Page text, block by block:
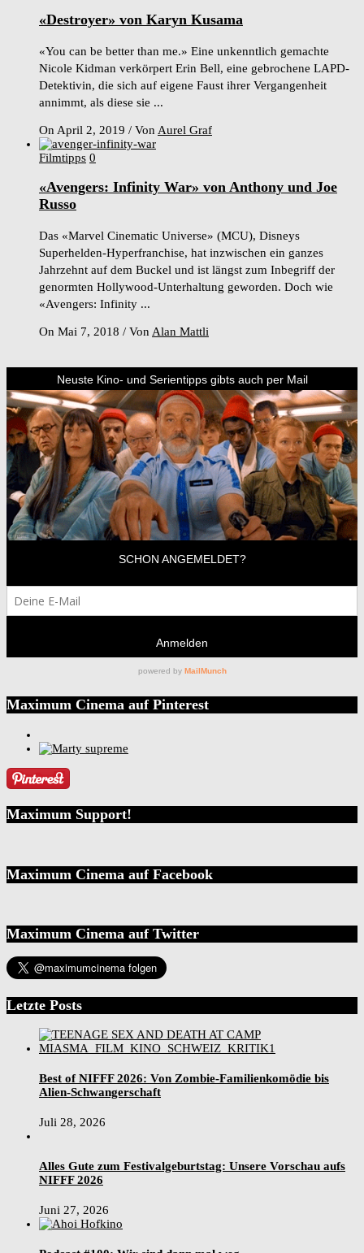
«Destroyer» von Karyn Kusama
«You can be better than me.» Eine unkenntlich gemachte
Nicole Kidman verkörpert Erin Bell, eine gebrochene LAPD-
Detektivin, die sich auf eigene Faust ihrer Vergangenheit
annimmt, als diese sie ...
On April 2, 2019 / Von Aurel Graf
Filmtipps 0
«Avengers: Infinity War» von Anthony und Joe
Russo
Das «Marvel Cinematic Universe» (MCU), Disneys
Superhelden-Hyperfranchise, hat inzwischen ein ganzes
Jahrzehnt auf dem Buckel und ist längst zum Inbegriff der
genormten Hollywood-Unterhaltung geworden. Doch wie
«Avengers: Infinity ...
On Mai 7, 2018 / Von Alan Mattli
Maximum Cinema auf Pinterest
Maximum Support!
Maximum Cinema auf Facebook
Maximum Cinema auf Twitter
Letzte Posts
Best of NIFFF 2026: Von Zombie-Familienkomödie bis
Alien-Schwangerschaft
Juli 28, 2026
Alles Gute zum Festivalgeburtstag: Unsere Vorschau aufs
NIFFF 2026
Juni 27, 2026